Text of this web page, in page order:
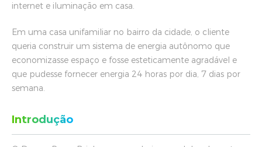
internet e iluminação em casa.
Em uma casa unifamiliar no bairro da cidade, o cliente
queria construir um sistema de energia autônomo que
economizasse espaço e fosse esteticamente agradável e
que pudesse fornecer energia 24 horas por dia, 7 dias por
semana.
Introdução